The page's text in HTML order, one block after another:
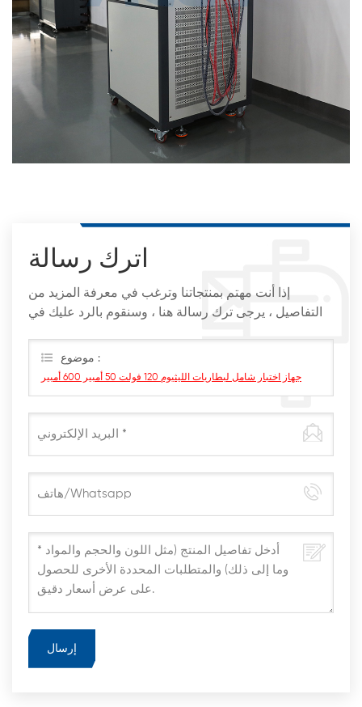
اترك رسالة
إذا أنت مهتم بمنتجاتنا وترغب في معرفة المزيد من
التفاصيل ، يرجى ترك رسالة هنا ، وسنقوم بالرد عليك في
موضوع :
جهاز اختبار شامل لبطاريات الليثيوم 120 فولت 50 أمبير 600 أمبير